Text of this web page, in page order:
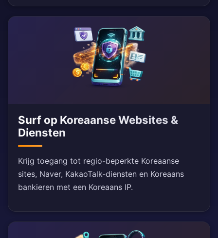
Surf op Koreaanse Websites &
Diensten
Krijg toegang tot regio-beperkte Koreaanse
sites, Naver, KakaoTalk-diensten en Koreaans
bankieren met een Koreaans IP.